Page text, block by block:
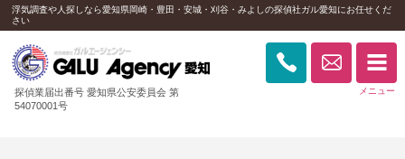
浮気調査や人探しなら愛知県岡崎・豊田・安城・刈谷・みよしの探偵社ガル愛知にお任せくだ
さい
探偵業届出番号 愛知県公安委員会 第
54070001号